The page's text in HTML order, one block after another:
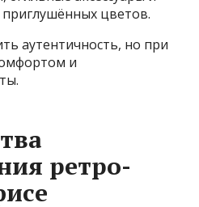
приглушённых цветов.
аутентичность, но при
и
ретро-